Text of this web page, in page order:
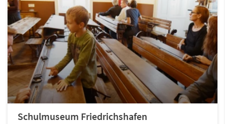
Schulmuseum Friedrichshafen